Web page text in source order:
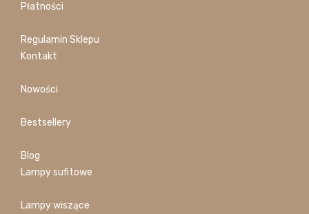
Płatności
Regulamin Sklepu
Kontakt
Nowości
Bestsellery
Blog
Lampy sufitowe
Lampy wiszące